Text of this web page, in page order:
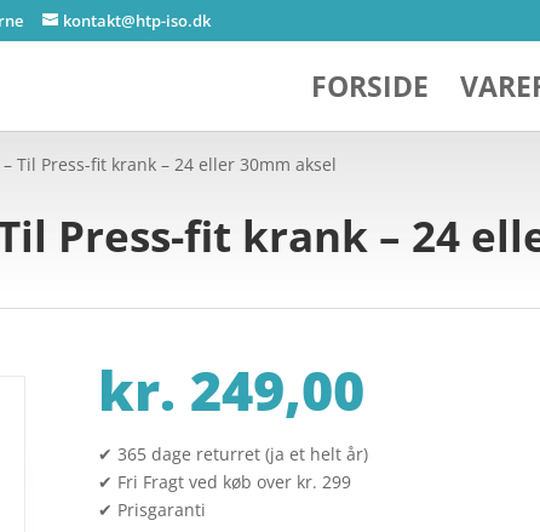
kontakt@htp-iso.dk
FORSIDE
Til Press-fit krank – 24 eller 30mm aksel
Press-fit krank – 24
kr. 249,00
✔ 365 dage returret (ja et helt år)
✔ Fri Fragt ved køb over kr. 299
✔ Prisgaranti